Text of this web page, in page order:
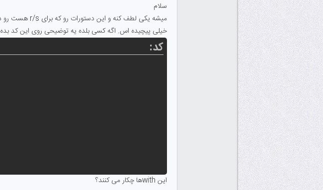
سلام
میشه یکی لطف کنه و این دستورات رو که برای r/s هست رو دیکد کنه؟
خیلی پیچیده اس. اگه کسی بلده یه توضیحی روی این کد بده
کد:
این with‌ها چکار می کنند؟